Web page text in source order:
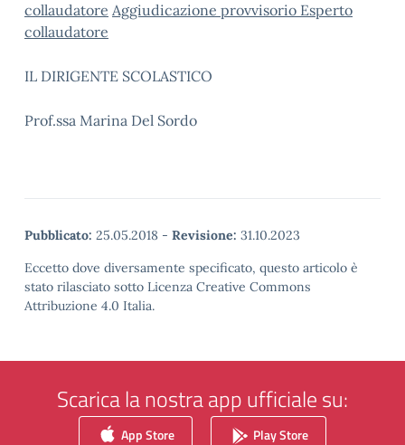
collaudatore Aggiudicazione provvisorio Esperto
collaudatore
IL DIRIGENTE SCOLASTICO
Prof.ssa Marina Del Sordo
Pubblicato: 25.05.2018 - Revisione: 31.10.2023
Eccetto dove diversamente specificato, questo articolo è
stato rilasciato sotto Licenza Creative Commons
Attribuzione 4.0 Italia.
Scarica la nostra app ufficiale su:
App Store Play Store